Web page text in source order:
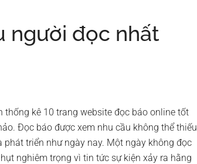
hàng
đầu
người đọc nhất
thống kê 10 trang website đọc báo online tốt
Đọc báo được xem nhu cầu không thể thiếu
triển như ngày nay. Một ngày không đọc
nghiêm trọng vì tin tức sự kiện xảy ra hằng